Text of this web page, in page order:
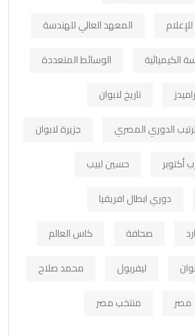
المعهد العالي للهندسة
الكيميائية
الوسائط المتعددة
تاريخ لابوان
الدوري المصري
جزيرة لابوان
أكتوبر
حسين لبيب
دوري ابطال افريقيا
صحافة
كاس العالم
ليفربول
محمد صلاح
مصر
منتخب مصر